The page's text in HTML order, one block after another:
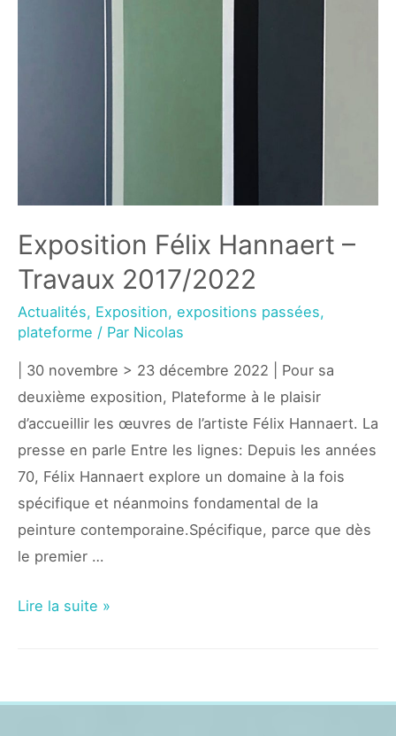
Exposition Félix Hannaert –
Travaux 2017/2022
Actualités, Exposition, expositions passées,
plateforme / Par Nicolas
| 30 novembre > 23 décembre 2022 | Pour sa
deuxième exposition, Plateforme à le plaisir
d’accueillir les œuvres de l’artiste Félix Hannaert. La
presse en parle Entre les lignes: Depuis les années
70, Félix Hannaert explore un domaine à la fois
spécifique et néanmoins fondamental de la
peinture contemporaine.Spécifique, parce que dès
le premier …
Exposition
Lire la suite »